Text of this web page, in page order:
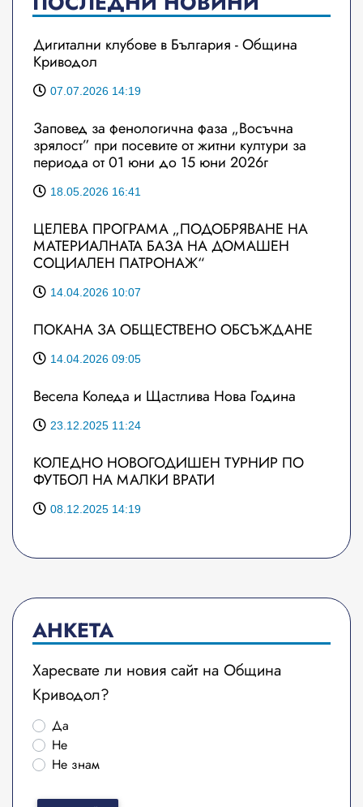
Дигитални клубове в България - Община
Криводол
07.07.2026 14:19
Заповед за фенологична фаза „Восъчна
зрялост” при посевите от житни култури за
периода от 01 юни до 15 юни 2026г
18.05.2026 16:41
ЦЕЛЕВА ПРОГРАМА „ПОДОБРЯВАНЕ НА
МАТЕРИАЛНАТА БАЗА НА ДОМАШЕН
СОЦИАЛЕН ПАТРОНАЖ“
14.04.2026 10:07
ПОКАНА ЗА ОБЩЕСТВЕНО ОБСЪЖДАНЕ
14.04.2026 09:05
Весела Коледа и Щастлива Нова Година
23.12.2025 11:24
КОЛЕДНО НОВОГОДИШЕН ТУРНИР ПО
ФУТБОЛ НА МАЛКИ ВРАТИ
08.12.2025 14:19
АНКЕТА
Харесвате ли новия сайт на Община
Криводол?
Да
Не
Не знам